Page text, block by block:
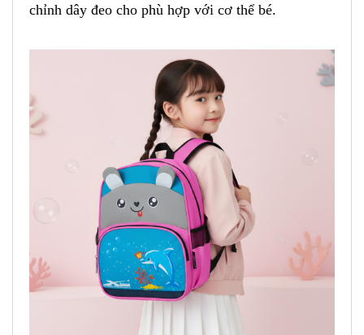
chỉnh dây đeo cho phù hợp với cơ thể bé.